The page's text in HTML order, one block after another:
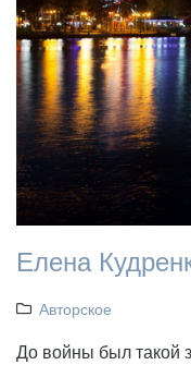
Елена
Авторское
До войны был такой